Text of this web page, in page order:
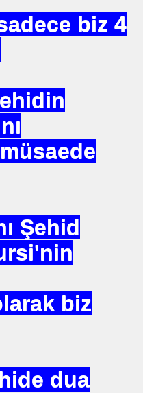
biz 4
Şehid
biz
dua